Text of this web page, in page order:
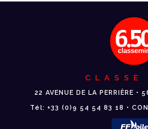
CLASSE
22 AVENUE DE LA PERRIÈRE •
Tél: +33 (0)9 54 54 83 18 •